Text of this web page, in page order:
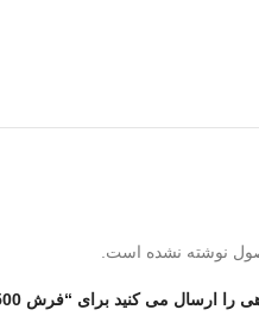
نوشته نشده است.
کنید برای “فرش 1500 شانه گل برجسته کد 15906”